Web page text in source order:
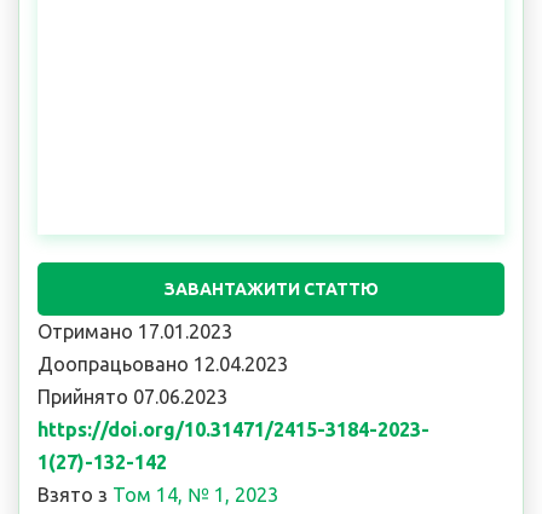
ЗАВАНТАЖИТИ СТАТТЮ
Отримано 17.01.2023
Доопрацьовано 12.04.2023
Прийнято 07.06.2023
https://doi.org/10.31471/2415-3184-2023-
1(27)-132-142
Взято з Том 14, № 1, 2023